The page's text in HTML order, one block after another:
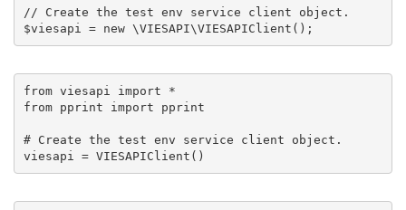
// Create the test env service client object.
$viesapi = new \VIESAPI\VIESAPIClient();
from viesapi import *
from pprint import pprint
# Create the test env service client object.
viesapi = VIESAPIClient()